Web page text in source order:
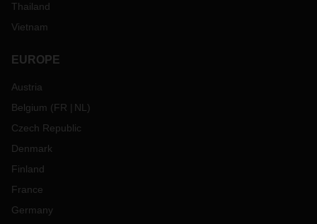
Thailand
Vietnam
EUROPE
Austria
Belgium (FR NL )
Czech Republic
Denmark
Finland
France
Germany